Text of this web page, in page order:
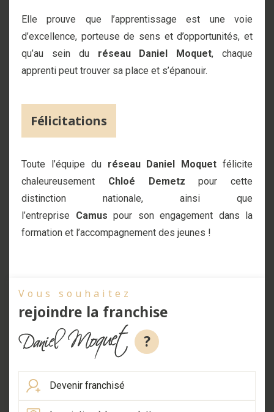
Elle prouve que l’apprentissage est une voie
d’excellence, porteuse de sens et d’opportunités, et
qu’au sein du réseau Daniel Moquet, chaque
apprenti peut trouver sa place et s’épanouir.
Félicitations
Toute l’équipe du réseau Daniel Moquet félicite
chaleureusement Chloé Demetz pour cette
distinction nationale, ainsi que
l’entreprise Camus pour son engagement dans la
formation et l’accompagnement des jeunes !
Vous souhaitez
rejoindre la franchise
?
Devenir franchisé